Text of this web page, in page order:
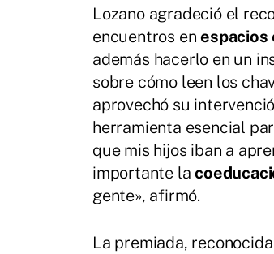
Lozano agradeció el
encuentros enespacios
además hacerlo en un
sobre cómo leen los
aprovechó su
herramienta esencial
que mis hijos iban a
importante la
gente», afirmó.
La premiada,